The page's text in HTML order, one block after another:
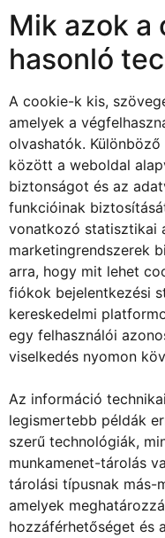
Mik azok a
hasonló
A cookie-k kis,
amelyek a
olvashatók.
között a weboldal
biztonságot és az
funkcióinak
vonatkozó statisztikai
marketingrendszerek
arra, hogy mit lehet
fiókok bejelentkezési
kereskedelmi
egy felhasználói
viselkedés nyomon
Az információ
legismertebb példák
szerű technológiák,
munkamenet-tárolás
tárolási típusnak más-
amelyek
hozzáférhetőséget és